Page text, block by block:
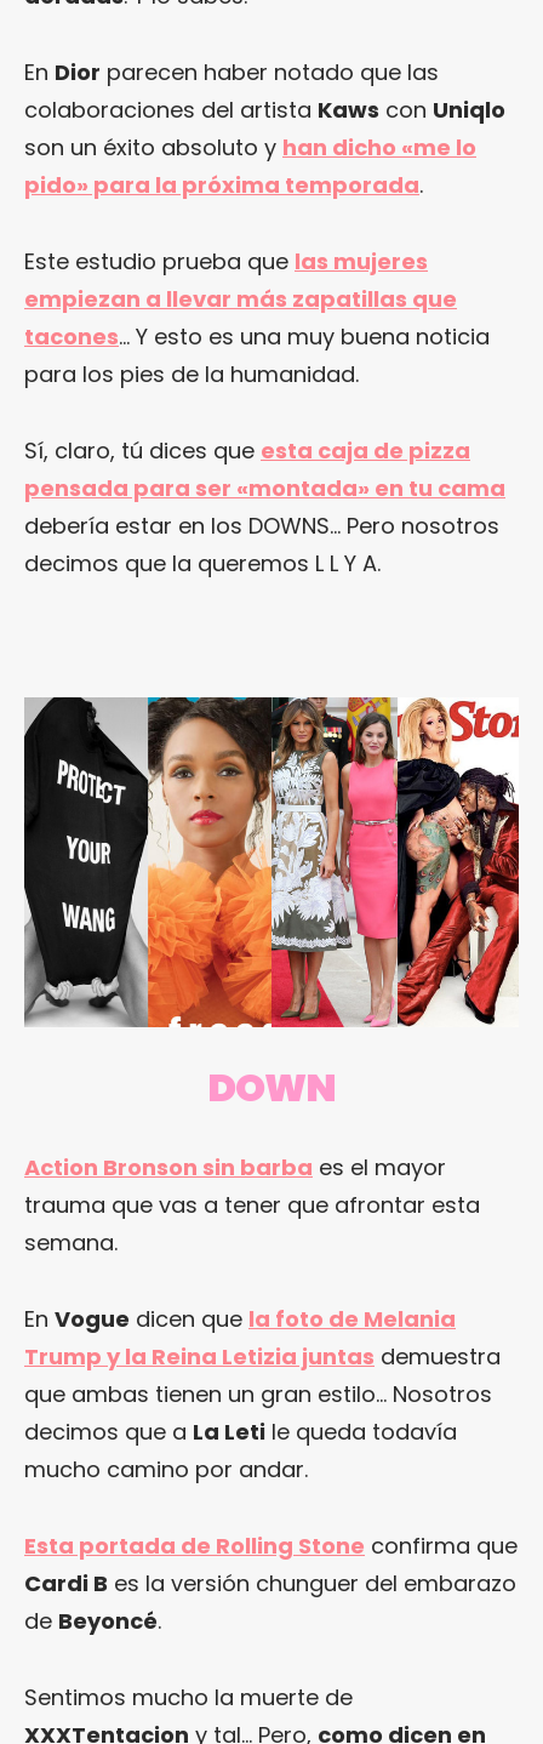
En Dior parecen haber notado que las
colaboraciones del artista Kaws con Uniqlo
son un éxito absoluto y han dicho «me lo
pido» para la próxima temporada.
Este estudio prueba que las mujeres
empiezan a llevar más zapatillas que
tacones… Y esto es una muy buena noticia
para los pies de la humanidad.
Sí, claro, tú dices que esta caja de pizza
pensada para ser «montada» en tu cama
debería estar en los DOWNS… Pero nosotros
decimos que la queremos L L Y A.
DOWN
Action Bronson sin barba es el mayor
trauma que vas a tener que afrontar esta
semana.
En Vogue dicen que la foto de Melania
Trump y la Reina Letizia juntas demuestra
que ambas tienen un gran estilo… Nosotros
decimos que a La Leti le queda todavía
mucho camino por andar.
Esta portada de Rolling Stone confirma que
Cardi B es la versión chunguer del embarazo
de Beyoncé.
Sentimos mucho la muerte de
XXXTentacion y tal… Pero, como dicen en